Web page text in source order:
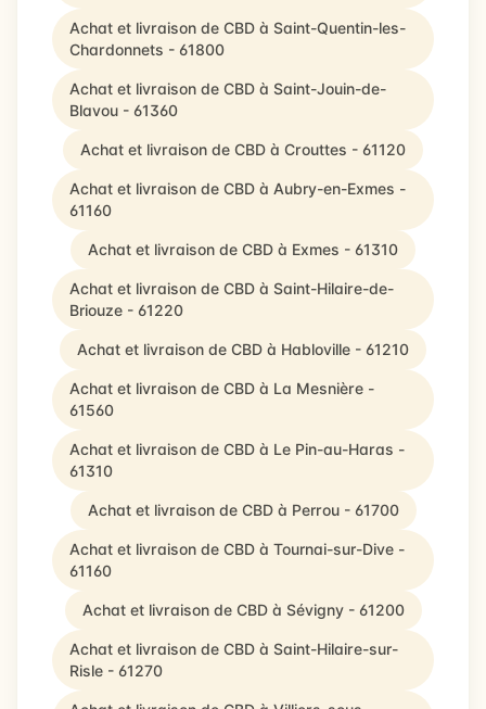
Achat et livraison de CBD à Saint-Quentin-les-
Chardonnets - 61800
Achat et livraison de CBD à Saint-Jouin-de-
Blavou - 61360
Achat et livraison de CBD à Crouttes - 61120
Achat et livraison de CBD à Aubry-en-Exmes -
61160
Achat et livraison de CBD à Exmes - 61310
Achat et livraison de CBD à Saint-Hilaire-de-
Briouze - 61220
Achat et livraison de CBD à Habloville - 61210
Achat et livraison de CBD à La Mesnière -
61560
Achat et livraison de CBD à Le Pin-au-Haras -
61310
Achat et livraison de CBD à Perrou - 61700
Achat et livraison de CBD à Tournai-sur-Dive -
61160
Achat et livraison de CBD à Sévigny - 61200
Achat et livraison de CBD à Saint-Hilaire-sur-
Risle - 61270